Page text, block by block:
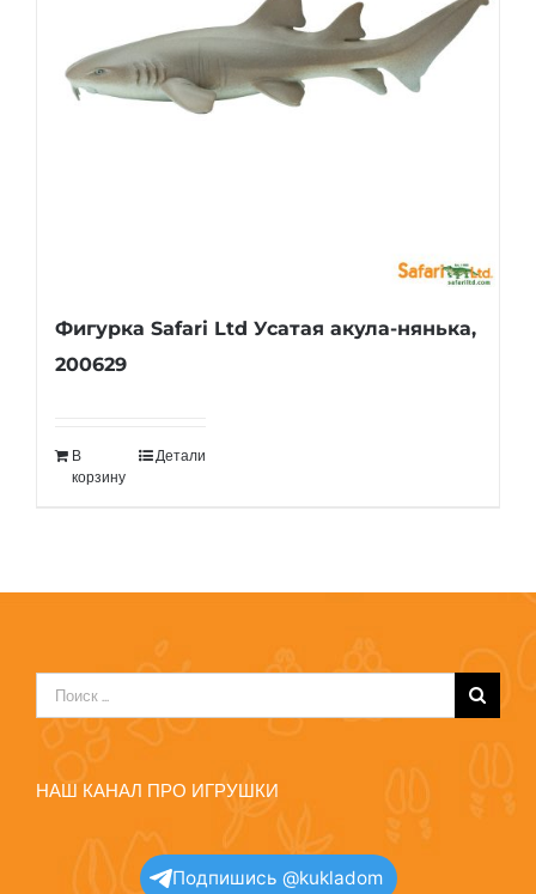
Фигурка Safari Ltd Усатая акула-нянька,
200629
В
корзину
Детали
Результат
поиска:
НАШ КАНАЛ ПРО ИГРУШКИ
Подпишись @kukladom